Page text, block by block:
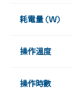
耗電量 (W)
操作溫度
操作時數